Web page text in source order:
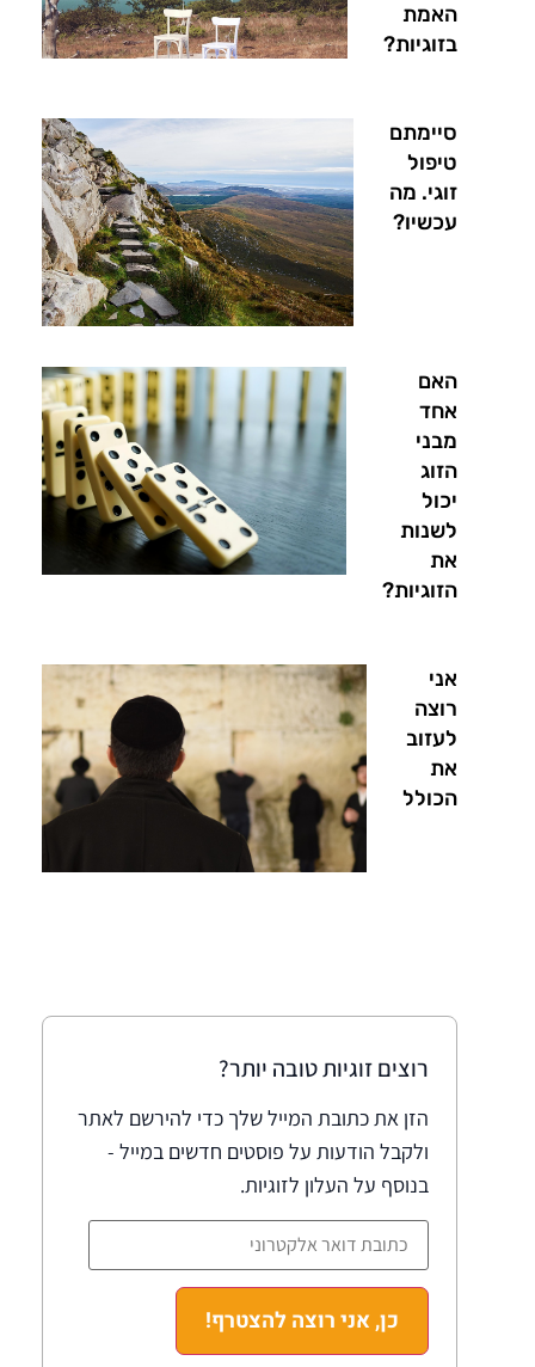
האמת
בזוגיות?
סיימתם
טיפול
זוגי. מה
עכשיו?
האם
אחד
מבני
הזוג
יכול
לשנות
את
הזוגיות?
אני
רוצה
לעזוב
את
הכולל
רוצים זוגיות טובה יותר?
הזן את כתובת המייל שלך כדי להירשם לאתר
ולקבל הודעות על פוסטים חדשים במייל -
בנוסף על העלון לזוגיות.
כן, אני רוצה להצטרף!